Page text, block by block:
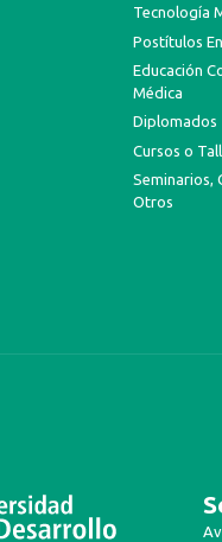
Tecnología
Postítulos
Educación
Médica
Diplomados
Cursos o
Seminarios,
Otros